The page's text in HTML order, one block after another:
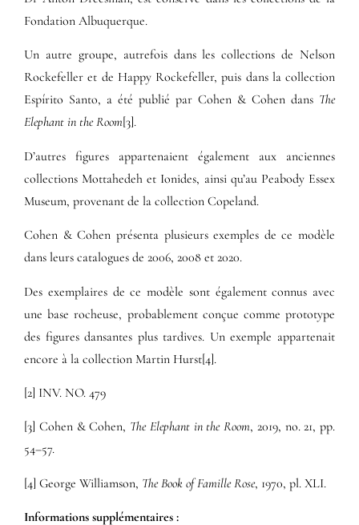
Fondation Albuquerque.
Un autre groupe, autrefois dans les collections de Nelson
Rockefeller et de Happy Rockefeller, puis dans la collection
Espírito Santo, a été publié par Cohen & Cohen dans The
Elephant in the Room[3].
D’autres figures appartenaient également aux anciennes
collections Mottahedeh et Ionides, ainsi qu’au Peabody Essex
Museum, provenant de la collection Copeland.
Cohen & Cohen présenta plusieurs exemples de ce modèle
dans leurs catalogues de 2006, 2008 et 2020.
Des exemplaires de ce modèle sont également connus avec
une base rocheuse, probablement conçue comme prototype
des figures dansantes plus tardives. Un exemple appartenait
encore à la collection Martin Hurst[4].
[2] INV. NO. 479
[3] Cohen & Cohen, The Elephant in the Room, 2019, no. 21, pp.
54–57.
[4] George Williamson, The Book of Famille Rose, 1970, pl. XLI.
Informations supplémentaires​ :​